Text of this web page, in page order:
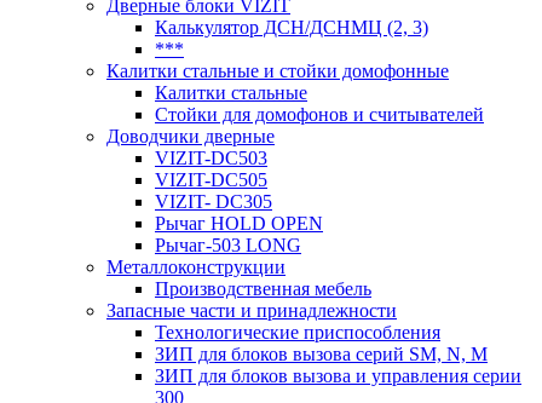
Дверные блоки VIZIT
Калькулятор ДСН/ДСНМЦ (2, 3)
***
Калитки стальные и стойки домофонные
Калитки стальные
Стойки для домофонов и считывателей
Доводчики дверные
VIZIT-DC503
VIZIT-DC505
VIZIT- DC305
Рычаг HOLD OPEN
Рычаг-503 LONG
Металлоконструкции
Производственная мебель
Запасные части и принадлежности
Технологические приспособления
ЗИП для блоков вызова серий SM, N, M
ЗИП для блоков вызова и управления серии
300